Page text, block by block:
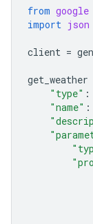
from google
import json
client =
get_weather
"type" :
"name" :